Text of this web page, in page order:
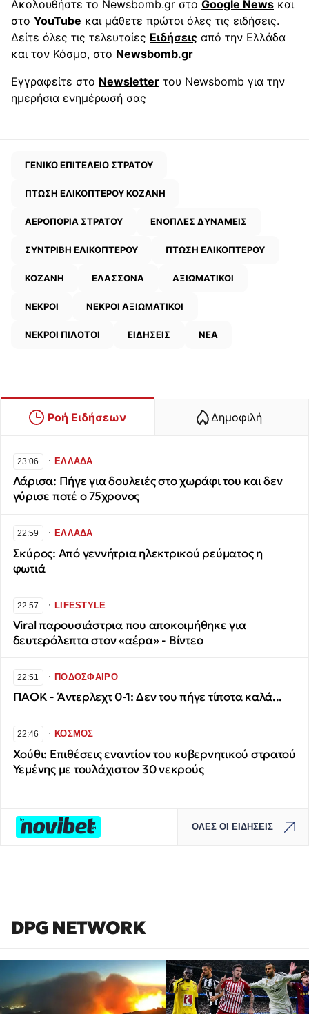
Ακολουθήστε το Newsbomb.gr στο Google News και
στο YouTube και μάθετε πρώτοι όλες τις ειδήσεις.
Δείτε όλες τις τελευταίες Ειδήσεις από την Ελλάδα
και τον Κόσμο, στο Newsbomb.gr
Εγγραφείτε στο Newsletter του Newsbomb για την
ημερήσια ενημέρωσή σας
ΓΕΝΙΚΟ ΕΠΙΤΕΛΕΙΟ ΣΤΡΑΤΟΥ
ΠΤΩΣΗ ΕΛΙΚΟΠΤΕΡΟΥ ΚΟΖΑΝΗ
ΑΕΡΟΠΟΡΙΑ ΣΤΡΑΤΟΥ ΕΝΟΠΛΕΣ ΔΥΝΑΜΕΙΣ
ΣΥΝΤΡΙΒΗ ΕΛΙΚΟΠΤΕΡΟΥ ΠΤΩΣΗ ΕΛΙΚΟΠΤΕΡΟΥ
ΚΟΖΑΝΗ ΕΛΑΣΣΟΝΑ ΑΞΙΩΜΑΤΙΚΟΙ
ΝΕΚΡΟΙ ΝΕΚΡΟΙ ΑΞΙΩΜΑΤΙΚΟΙ
ΝΕΚΡΟΙ ΠΙΛΟΤΟΙ ΕΙΔΗΣΕΙΣ ΝΕΑ
Ροή Ειδήσεων Δημοφιλή
23:06 ∙ΕΛΛΑΔΑ
Λάρισα: Πήγε για δουλειές στο χωράφι του και δεν
γύρισε ποτέ ο 75χρονος
22:59 ∙ΕΛΛΑΔΑ
Σκύρος: Από γεννήτρια ηλεκτρικού ρεύματος η
φωτιά
22:57 ∙LIFESTYLE
Viral παρουσιάστρια που αποκοιμήθηκε για
δευτερόλεπτα στον «αέρα» - Βίντεο
22:51 ∙ΠΟΔΟΣΦΑΙΡΟ
ΠΑΟΚ - Άντερλεχτ 0-1: Δεν του πήγε τίποτα καλά...
22:46 ∙ΚΟΣΜΟΣ
Χούθι: Επιθέσεις εναντίον του κυβερνητικού στρατού
Υεμένης με τουλάχιστον 30 νεκρούς
ΟΛΕΣ ΟΙ ΕΙΔΗΣΕΙΣ
DPG NETWORK